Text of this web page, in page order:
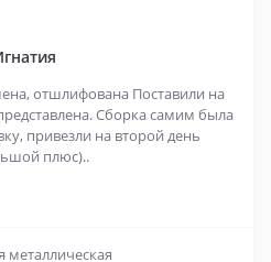
отшлифована Поставили на
Сборка самим была
привезли на второй день
плюс)..